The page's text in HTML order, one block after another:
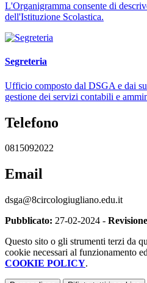
L'Organigramma consente di
dell'Istituzione Scolastica.
Segreteria
Ufficio composto dal DSGA e dai
gestione dei servizi contabili e
Telefono
0815092022
Email
dsga@8circologiugliano.edu.it
Pubblicato: 27-02-2024 -
Questo sito o gli strumenti terzi da
cookie necessari al funzionamento
COOKIE POLICY.